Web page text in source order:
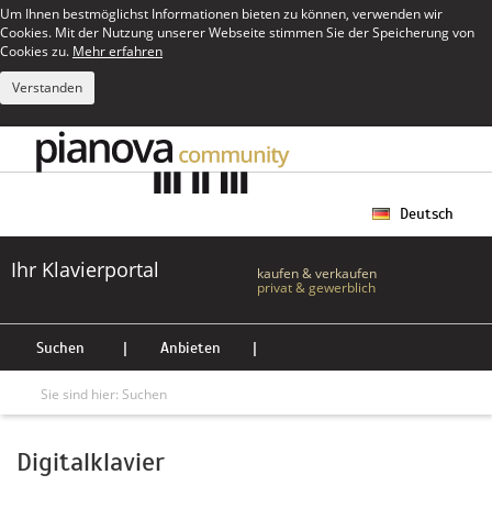
Um Ihnen bestmöglichst Informationen bieten zu können, verwenden wir
Cookies. Mit der Nutzung unserer Webseite stimmen Sie der Speicherung von
Cookies zu. Mehr erfahren
Verstanden
Deutsch
Ihr Klavierportal kaufen & verkaufen
privat & gewerblich
Suchen | Anbieten |
Sie sind hier: Suchen
Digitalklavier